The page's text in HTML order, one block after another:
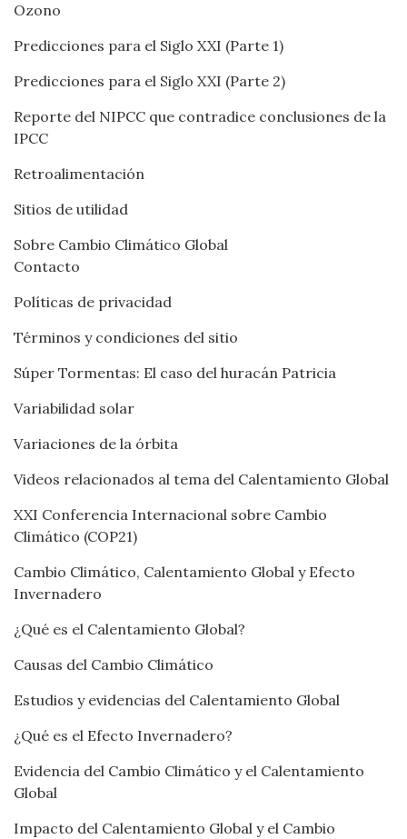
Ozono
Predicciones para el Siglo XXI (Parte 1)
Predicciones para el Siglo XXI (Parte 2)
Reporte del NIPCC que contradice conclusiones de la
IPCC
Retroalimentación
Sitios de utilidad
Sobre Cambio Climático Global
Contacto
Políticas de privacidad
Términos y condiciones del sitio
Súper Tormentas: El caso del huracán Patricia
Variabilidad solar
Variaciones de la órbita
Videos relacionados al tema del Calentamiento Global
XXI Conferencia Internacional sobre Cambio
Climático (COP21)
Cambio Climático, Calentamiento Global y Efecto
Invernadero
¿Qué es el Calentamiento Global?
Causas del Cambio Climático
Estudios y evidencias del Calentamiento Global
¿Qué es el Efecto Invernadero?
Evidencia del Cambio Climático y el Calentamiento
Global
Impacto del Calentamiento Global y el Cambio